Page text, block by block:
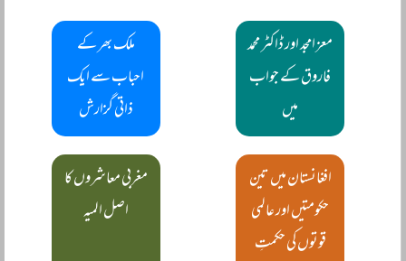
معز امجد اور ڈاکٹر محمد
فاروق کے جواب
میں
ملک بھر کے
احباب سے ایک
ذاتی گزارش
افغانستان میں تین
حکومتیں اور عالمی
قوتوں کی حکمتِ
مغربی معاشروں کا
اصل المیہ